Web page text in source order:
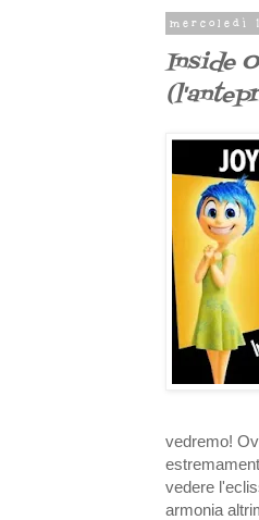
mercoledì
Inside
vedremo!
vedere
armonia